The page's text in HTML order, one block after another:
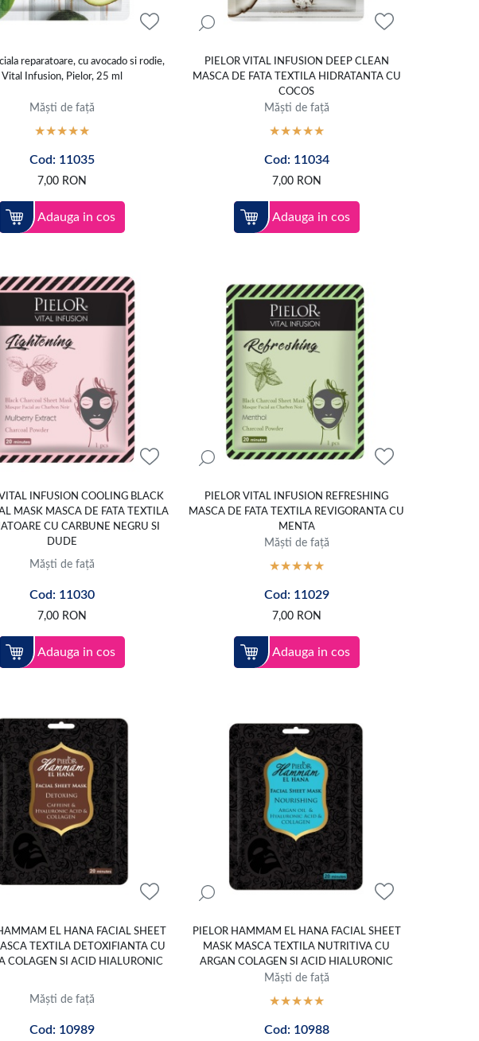
reparatoare, cu avocado si rodie,
Vital Infusion, Pielor, 25 ml
Măști de față
Cod: 11035
7,00 RON
Adauga in cos
PIELOR VITAL INFUSION DEEP CLEAN
MASCA DE FATA TEXTILA HIDRATANTA CU
COCOS
Măști de față
Cod: 11034
7,00 RON
Adauga in cos
INFUSION COOLING BLACK
MASK MASCA DE FATA TEXTILA
CU CARBUNE NEGRU SI
DUDE
Măști de față
Cod: 11030
7,00 RON
Adauga in cos
PIELOR VITAL INFUSION REFRESHING
MASCA DE FATA TEXTILA REVIGORANTA CU
MENTA
Măști de față
Cod: 11029
7,00 RON
Adauga in cos
EL HANA FACIAL SHEET
TEXTILA DETOXIFIANTA CU
COLAGEN SI ACID HIALURONIC
Măști de față
Cod: 10989
PIELOR HAMMAM EL HANA FACIAL SHEET
MASK MASCA TEXTILA NUTRITIVA CU
ARGAN COLAGEN SI ACID HIALURONIC
Măști de față
Cod: 10988